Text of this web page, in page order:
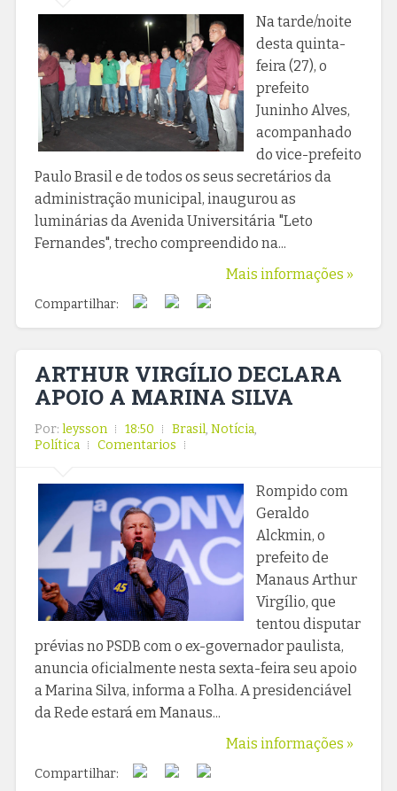
Na tarde/noite
desta quinta-
feira (27), o
prefeito
Juninho Alves,
acompanhado
do vice-prefeito
Paulo Brasil e de todos os seus secretários da
administração municipal, inaugurou as
luminárias da Avenida Universitária "Leto
Fernandes", trecho compreendido na...
Mais informações »
Compartilhar:
ARTHUR VIRGÍLIO DECLARA
APOIO A MARINA SILVA
Por: leysson 18:50 Brasil, Notícia,
Política
Comentarios
Rompido com
Geraldo
Alckmin, o
prefeito de
Manaus Arthur
Virgílio, que
tentou disputar
prévias no PSDB com o ex-governador paulista,
anuncia oficialmente nesta sexta-feira seu apoio
a Marina Silva, informa a Folha. A presidenciável
da Rede estará em Manaus...
Mais informações »
Compartilhar: